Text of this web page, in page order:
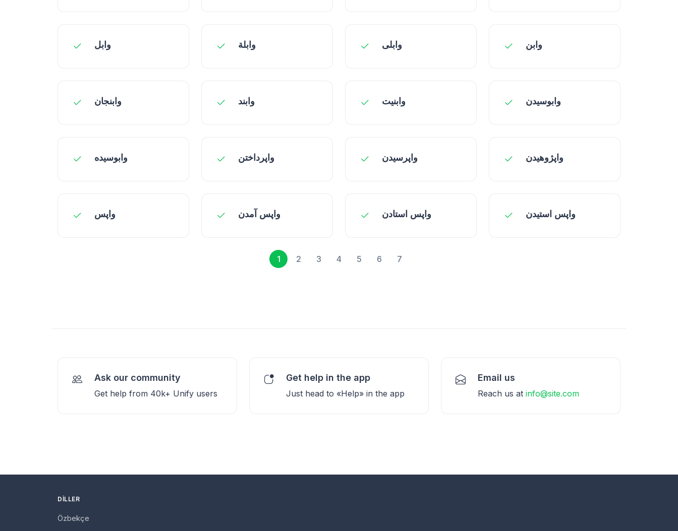
وابل وابلة وابلی وابن
وابنجان وابند وابنیت وابوسیدن
وابوسیده واپرداختن واپرسیدن واپژوهیدن
واپس واپس آمدن واپس استادن واپس استیدن
1 2 3 4 5 6 7
Ask our community
Get help from 40k+ Unify users
Get help in the app
Just head to «Help» in the app
Email us
Reach us at info@site.com
DILLER
Özbekçe